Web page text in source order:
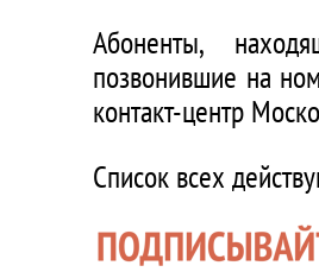
Абоненты,
позвонившие на
контакт-центр
Список всех